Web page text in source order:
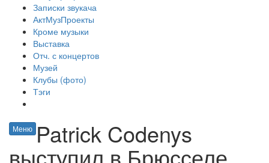
Записки звукача
АктМузПроекты
Кроме музыки
Выставка
Отч. с концертов
Музей
Клубы (фото)
Тэги
Меню Patrick Codenys
выступил в Брюсселе